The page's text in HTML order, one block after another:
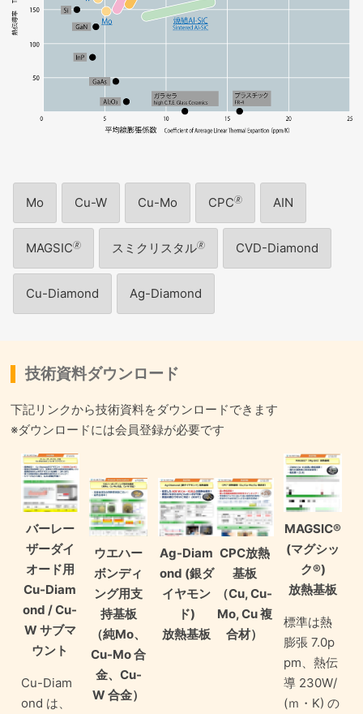
Mo Cu-W Cu-Mo CPC🄬 AIN
MAGSIC🄬 スミクリスタル🄬 CVD-Diamond
Cu-Diamond Ag-Diamond
技術資料ダウンロード
下記リンクから技術資料をダウンロードできます
※ダウンロードには会員登録が必要です
バーレー
ザーダイ
オード用
Cu-Diam
ond / Cu-
W サブマ
ウント
Cu-Diam
ond は、
ウエハー
ボンディ
ング用支
持基板
（純Mo、
Cu-Mo 合
金、Cu-
W 合金）
Ag-Diam
ond (銀ダ
イヤモン
ド)
放熱基板
CPC放熱
基板
（Cu, Cu-
Mo, Cu 複
合材）
MAGSIC®
(マグシッ
ク®)
放熱基板
標準は熱
膨張 7.0p
pm、熱伝
導 230W/
(ｍ・K) の